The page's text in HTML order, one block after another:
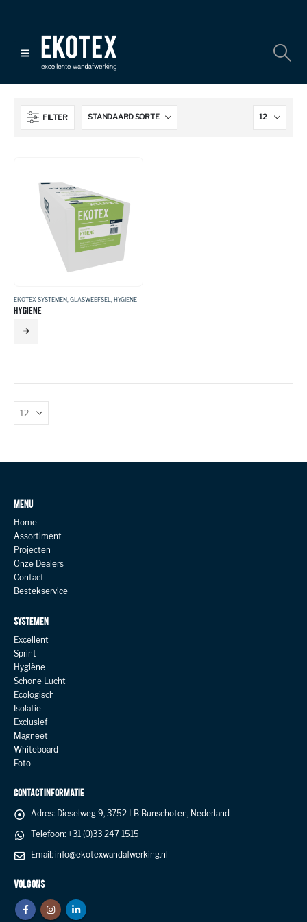
FILTER
EKOTEX SYSTEMEN GLASWEEFSEL HYGIËNE
HYGIENE
MENU
Home
Assortiment
Projecten
Onze Dealers
Contact
Bestekservice
SYSTEMEN
Excellent
Sprint
Hygiëne
Schone Lucht
Ecologisch
Isolatie
Exclusief
Magneet
Whiteboard
Foto
CONTACT INFORMATIE
Adres: Dieselweg 9, 3752 LB Bunschoten, Nederland
Telefoon: +31 (0)33 247 1515
Email: info@ekotexwandafwerking.nl
VOLG ONS